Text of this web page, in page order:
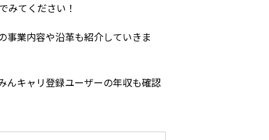
みてください！
事業内容や沿革も紹介していきま
んキャリ登録ユーザーの年収も確認